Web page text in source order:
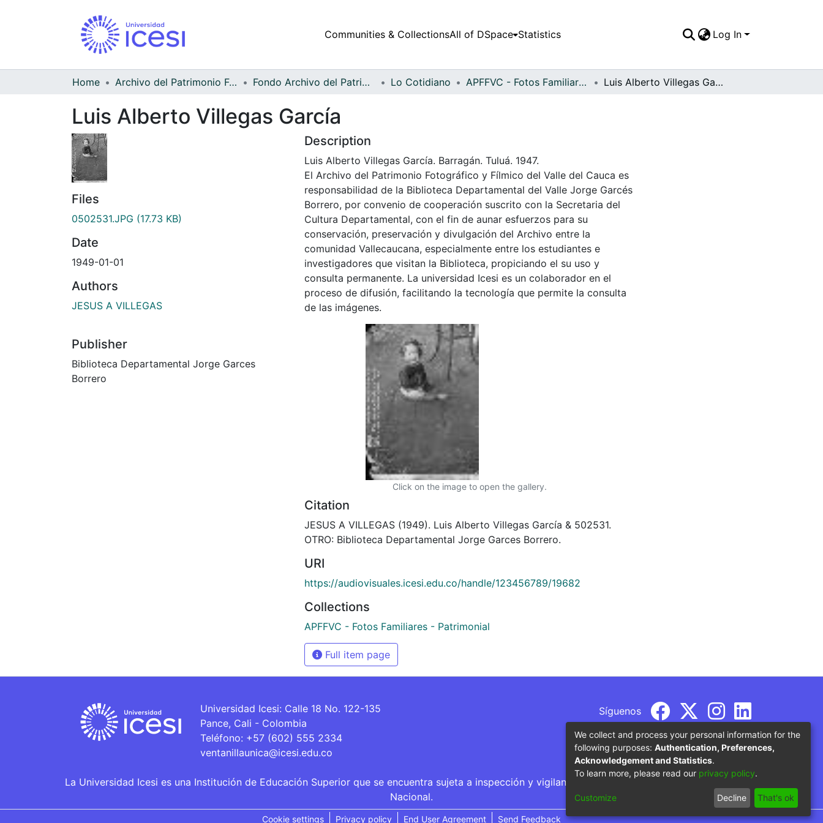
Communities & CollectionsAll of DSpace Statistics Log In
Home Archivo del Patrimonio Fotográfico y Fílmico del Valle del Cauca Fondo Archivo del Patrimonio Fotográfico y Fílmico del Valle del Cauca Lo Cotidiano APFFVC - Fotos Familiares - Patrimonial Luis Alberto Villegas García
Luis Alberto Villegas García
Files
0502531.JPG (17.73 KB)
Date
1949-01-01
Authors
JESUS A VILLEGAS
Publisher
Biblioteca Departamental Jorge Garces
Borrero
Description
Luis Alberto Villegas García. Barragán. Tuluá. 1947.
El Archivo del Patrimonio Fotográfico y Fílmico del Valle del Cauca es
responsabilidad de la Biblioteca Departamental del Valle Jorge Garcés
Borrero, por convenio de cooperación suscrito con la Secretaria del
Cultura Departamental, con el fin de aunar esfuerzos para su
conservación, preservación y divulgación del Archivo entre la
comunidad Vallecaucana, especialmente entre los estudiantes e
investigadores que visitan la Biblioteca, propiciando el su uso y
consulta permanente. La universidad Icesi es un colaborador en el
proceso de difusión, facilitando la tecnología que permite la consulta
de las imágenes.
Click on the image to open the gallery.
Citation
JESUS A VILLEGAS (1949). Luis Alberto Villegas García & 502531.
OTRO: Biblioteca Departamental Jorge Garces Borrero.
URI
https://audiovisuales.icesi.edu.co/handle/123456789/19682
Collections
APFFVC - Fotos Familiares - Patrimonial
Full item page
Universidad Icesi: Calle 18 No. 122-135
Pance, Cali - Colombia
Teléfono: +57 (602) 555 2334
ventanillaunica@icesi.edu.co
Síguenos
La Universidad Icesi es una Institución de Educación Superior que se encuentra sujeta a inspección y vigilancia por parte del Ministerio de Educación
Nacional.
Cookie settings Privacy policy End User Agreement Send Feedback
We collect and process your personal information for the
following purposes: Authentication, Preferences,
Acknowledgement and Statistics.
To learn more, please read our privacy policy.
Customize Decline That's ok